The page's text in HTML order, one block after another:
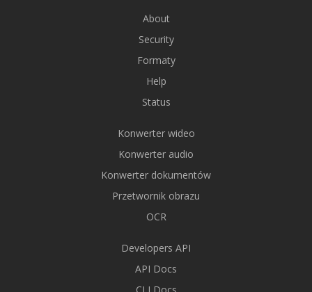
About
Security
Formaty
Help
Status
Konwerter wideo
Konwerter audio
Konwerter dokumentów
Przetwornik obrazu
OCR
Developers API
API Docs